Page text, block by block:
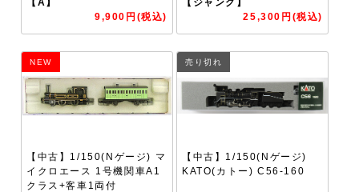
9,900円(税込)
25,300円(税込)
NEW
【中古】1/150(Nゲージ) マ
イクロエース 1号機関車A1
クラス+客車1両付
売り切れ
【中古】1/150(Nゲージ)
KATO(カトー) C56-160